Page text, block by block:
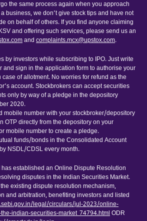
the same process again when you approach
business, we don’t give stock tips and have not
on behalf of others. If you find anyone claiming
and offering such services, please send us an
and complaints.mcx@upstox.com.
by investors while subscribing to IPO. Just write
and sign in the application form to authorise your
of allotment. No worries for refund as the
account. Stockbrokers can accept securities
only by way of a pledge in the depository
2020.
mobile number with your stockbroker/depository
OTP directly from the depository on your
mobile number to create a pledge.
funds/bonds in the Consolidated Account
NSDL/CDSL every month.
established an Online Dispute Resolution
disputes in the Indian Securities Market.
existing dispute resolution mechanism,
and arbitration, benefiting investors and listed
legal/circulars/jul-2023/online-
indian-securities-market_74794.html ODR